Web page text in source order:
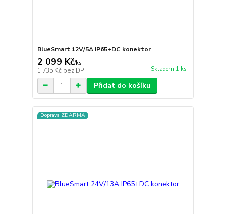
BlueSmart 12V/5A IP65+DC konektor
2 099 Kč/ks
1 735 Kč bez DPH Skladem 1 ks
Přidat do košíku
Doprava ZDARMA